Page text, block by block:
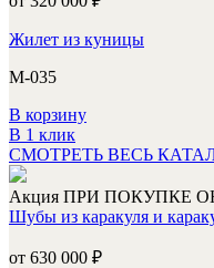
Жилет из куницы
М-035
В корзину
В 1 клик
СМОТРЕТЬ ВЕСЬ
Акция ПРИ ПОКУПКЕ
Шубы из каракуля и
от 630 000 ₽